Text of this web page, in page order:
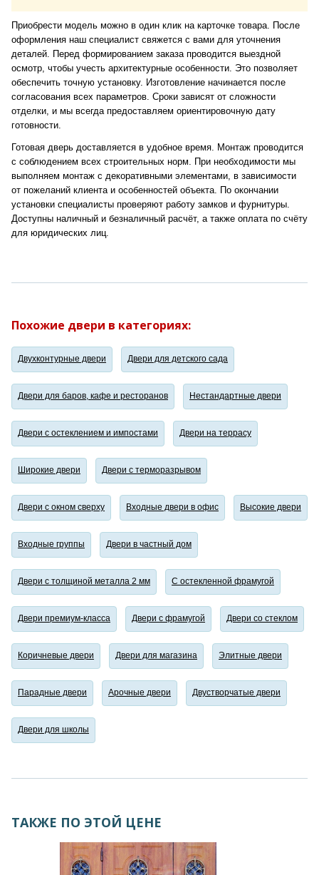
Приобрести модель можно в один клик на карточке товара. После
оформления наш специалист свяжется с вами для уточнения
деталей. Перед формированием заказа проводится выездной
осмотр, чтобы учесть архитектурные особенности. Это позволяет
обеспечить точную установку. Изготовление начинается после
согласования всех параметров. Сроки зависят от сложности
отделки, и мы всегда предоставляем ориентировочную дату
готовности.
Готовая дверь доставляется в удобное время. Монтаж проводится
с соблюдением всех строительных норм. При необходимости мы
выполняем монтаж с декоративными элементами, в зависимости
от пожеланий клиента и особенностей объекта. По окончании
установки специалисты проверяют работу замков и фурнитуры.
Доступны наличный и безналичный расчёт, а также оплата по счёту
для юридических лиц.
Похожие двери в категориях:
Двухконтурные двери Двери для детского сада
Двери для баров, кафе и ресторанов Нестандартные двери
Двери с остеклением и импостами Двери на террасу
Широкие двери Двери с терморазрывом
Двери с окном сверху Входные двери в офис Высокие двери
Входные группы Двери в частный дом
Двери с толщиной металла 2 мм С остекленной фрамугой
Двери премиум-класса Двери с фрамугой Двери со стеклом
Коричневые двери Двери для магазина Элитные двери
Парадные двери Арочные двери Двустворчатые двери
Двери для школы
ТАКЖЕ ПО ЭТОЙ ЦЕНЕ